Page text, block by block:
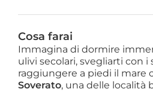
Cosa farai
Immagina di dormire
ulivi secolari, svegliarti con i
raggiungere a piedi il mare
Soverato, una delle località